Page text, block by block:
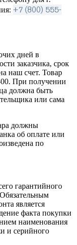
+7 (800) 555-
дней в
заказчика, срок
наш счет. Товар
00. При получении
должна быть
или сама
должны
об оплате или
по
гарантийного
является
факта покупки
наименования
и серийного